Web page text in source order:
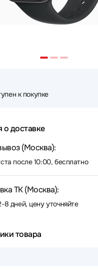
к покупке
доставке
(Москва):
после 10:00, бесплатно
ТК (Москва):
8 дней, цену уточняйте
товара